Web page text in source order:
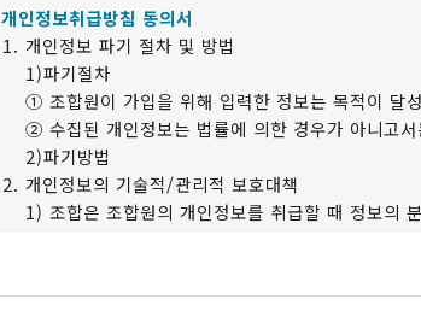
개인정보의 공유 및 제공
조합은 조합원의 개인정보를 위 <개인정보의 이용
원칙적으로 조합원의 개인정보를 외부에 공개하지
다만, 법령에 의거하거나, 수사 목적으로 법령에
개인정보의 보유 및 이용기간
조합원의 개인정보는 원칙적으로 개인정보의 수집
다만, 법령에 의거하여, CMS 출금이체를 위한 개
조합은 위탁계약 체결 시 개인정보보호법 제26조
위탁 제한, 수탁자에 대한 관리 감독, 손해배상 등
개인정보취급방침 동의서
개인정보 파기 절차 및 방법
1)파기절차
① 조합원이 가입을 위해 입력한 정보는 목적이 달
② 수집된 개인정보는 법률에 의한 경우가 아니고
2)파기방법
개인정보의 기술적/관리적 보호대책
1) 조합은 조합원의 개인정보를 취급할 때 정보의
③ 개인정보취급자의 교육